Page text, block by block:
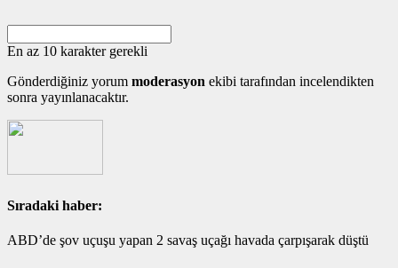
En az 10 karakter gerekli
Gönderdiğiniz yorum moderasyon ekibi tarafından incelendikten
sonra yayınlanacaktır.
Sıradaki haber:
ABD’de şov uçuşu yapan 2 savaş uçağı havada çarpışarak düştü